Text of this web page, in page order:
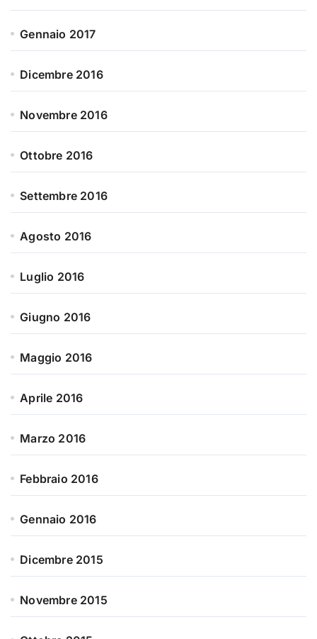
Gennaio 2017
Dicembre 2016
Novembre 2016
Ottobre 2016
Settembre 2016
Agosto 2016
Luglio 2016
Giugno 2016
Maggio 2016
Aprile 2016
Marzo 2016
Febbraio 2016
Gennaio 2016
Dicembre 2015
Novembre 2015